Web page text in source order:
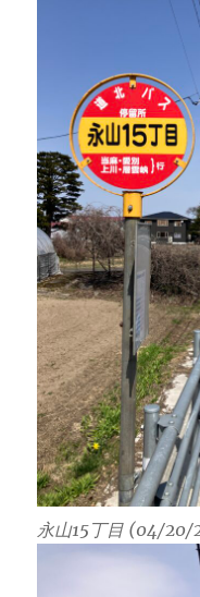
永山15丁目 (04/20/